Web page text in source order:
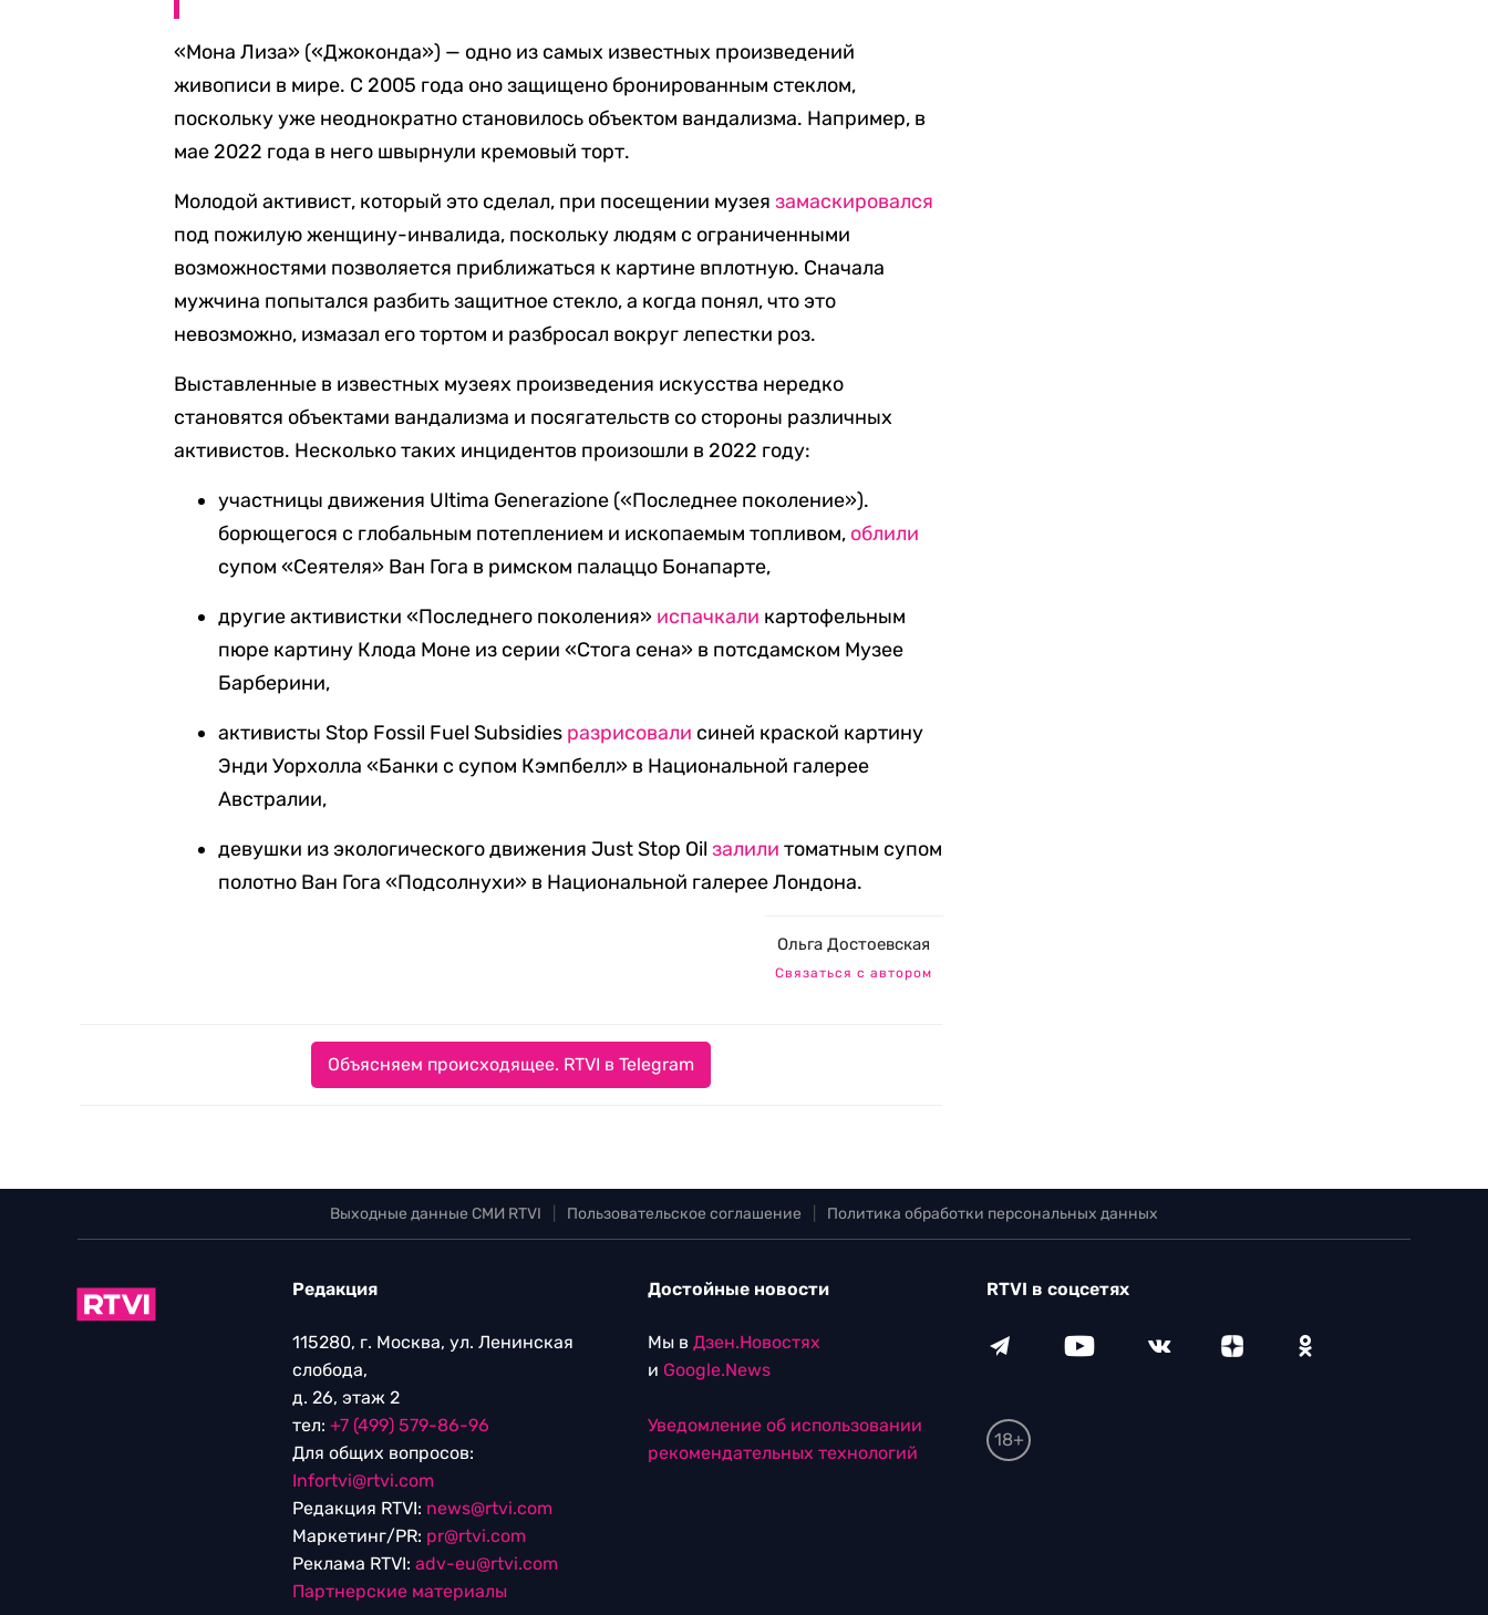
«Мона Лиза» («Джоконда») — одно из самых известных произведений
живописи в мире. С 2005 года оно защищено бронированным стеклом,
поскольку уже неоднократно становилось объектом вандализма. Например, в
мае 2022 года в него швырнули кремовый торт.
Молодой активист, который это сделал, при посещении музеязамаскировался
под пожилую женщину-инвалида, поскольку людям с ограниченными
возможностями позволяется приближаться к картине вплотную. Сначала
мужчина попытался разбить защитное стекло, а когда понял, что это
невозможно, измазал его тортом и разбросал вокруг лепестки роз.
Выставленные в известных музеях произведения искусства нередко
становятся объектами вандализма и посягательств со стороны различных
активистов. Несколько таких инцидентов произошли в 2022 году:
участницы движения Ultima Generazione («Последнее поколение»).
борющегося с глобальным потеплением и ископаемым топливом, облили
супом «Сеятеля» Ван Гога в римском палаццо Бонапарте,
другие активистки «Последнего поколения» испачкали картофельным
пюре картину Клода Моне из серии «Стога сена» в потсдамском Музее
Барберини,
активисты Stop Fossil Fuel Subsidies разрисовали синей краской картину
Энди Уорхолла «Банки с супом Кэмпбелл» в Национальной галерее
Австралии,
девушки из экологического движения Just Stop Oilзалили томатным супом
полотно Ван Гога «Подсолнухи» в Национальной галерее Лондона.
Ольга Достоевская
Связаться с автором
Объясняем происходящее. RTVI в Telegram
Выходные данные СМИ RTVI Пользовательское соглашение Политика обработки персональных данных
Редакция
115280, г. Москва, ул. Ленинская
слобода,
д. 26, этаж 2
тел: +7 (499) 579-86-96
Для общих вопросов:
Infortvi@rtvi.com
Редакция RTVI: news@rtvi.com
Маркетинг/PR: pr@rtvi.com
Реклама RTVI: adv-eu@rtvi.com
Партнерские материалы
Достойные новости
Мы в Дзен.Новостях
и Google.News
Уведомление об использовании
рекомендательных технологий
RTVI в соцсетях
18+